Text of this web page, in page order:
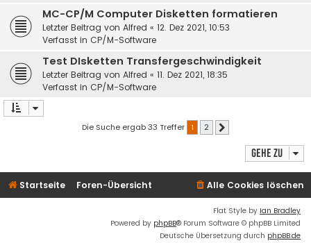
MC-CP/M Computer Disketten formatieren
Letzter Beitrag von Alfred « 12. Dez 2021, 10:53
Verfasst in CP/M-Software
Test DIsketten Transfergeschwindigkeit
Letzter Beitrag von Alfred « 11. Dez 2021, 18:35
Verfasst in CP/M-Software
Die Suche ergab 33 Treffer 1 2
Gehe zu
Startseite Foren-Übersicht Alle Cookies löschen
Flat Style by Ian Bradley
Powered by phpBB® Forum Software © phpBB Limited
Deutsche Übersetzung durch phpBB.de